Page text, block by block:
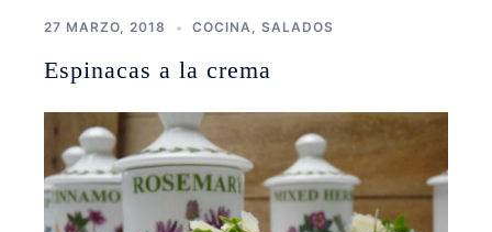
27 MARZO, 2018 COCINA, SALADOS
Espinacas a la crema